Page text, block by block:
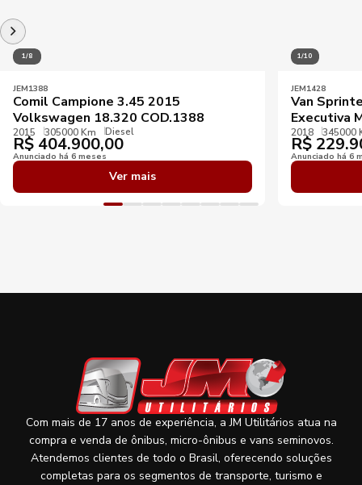
1/8
JEM1388
Comil Campione 3.45 2015
Volkswagen 18.320 COD.1388
2015 305000 Km Diesel
R$ 404.900,00
Anunciado há 6 meses
Ver mais
1/10
JEM1428
Van
Executiva
2018 345000
R$
Anunciado há 6
Com mais de 17 anos de experiência, a JM Utilitários atua na
compra e venda de ônibus, micro-ônibus e vans seminovos.
Atendemos clientes de todo o Brasil, oferecendo soluções
completas para os segmentos de transporte, turismo e